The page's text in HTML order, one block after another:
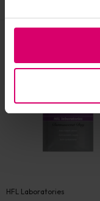
HFL Laboratories